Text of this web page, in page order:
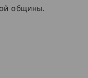
общины.